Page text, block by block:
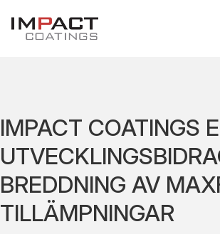
IMPACT COATINGS
BREDDNING AV
TILLÄMPNINGAR